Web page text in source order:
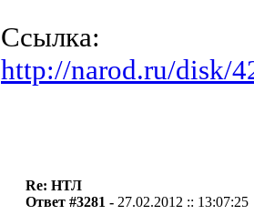
Ссылка:
http://narod.ru/disk/
Re: НТЛ
Ответ #3281 - 27.02.2012 :: 13:07:25